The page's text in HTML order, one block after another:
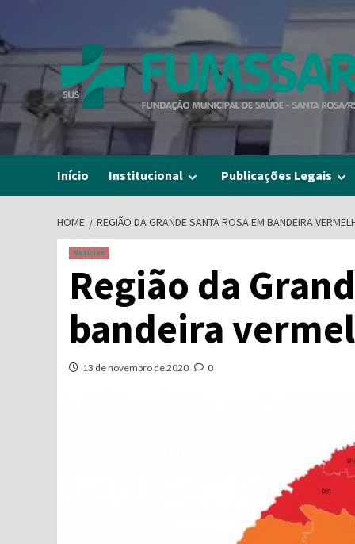
content
Início Institucional Publicações Legais
HOME REGIÃO DA GRANDE SANTA ROSA EM BANDEIRA
Notícias
Região da
bandeira
13 de novembro de 2020 0